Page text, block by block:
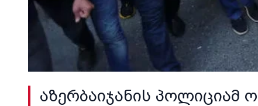
აზერბაიჯანის პოლიციამ